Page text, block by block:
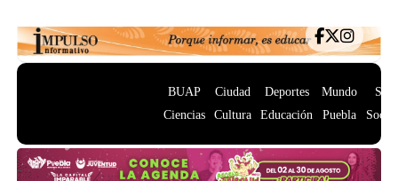
BUAP
Ciencias
Ciudad
Cultura
Deportes
Educación
Mundo
Puebla